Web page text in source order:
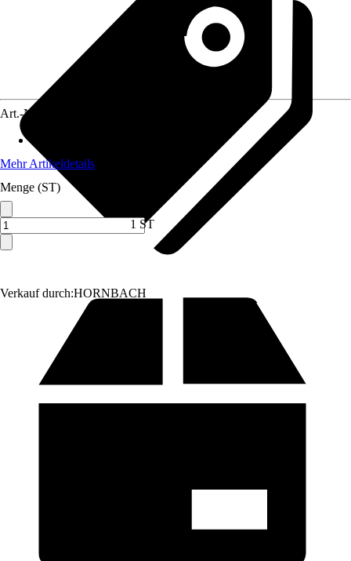
Verkauf durch:HORNBACH
Art.-Nr.
Mehr Artikeldetails
Menge (ST)
1 ST